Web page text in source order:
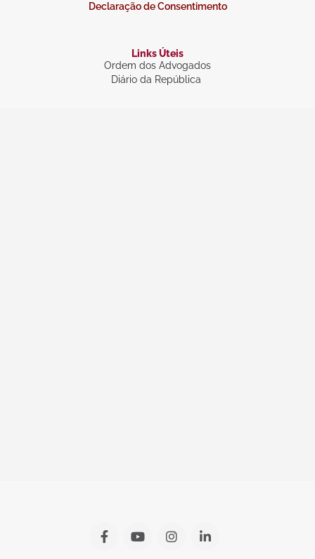
Declaração de Consentimento
Links Úteis
Ordem dos Advogados
Diário da República